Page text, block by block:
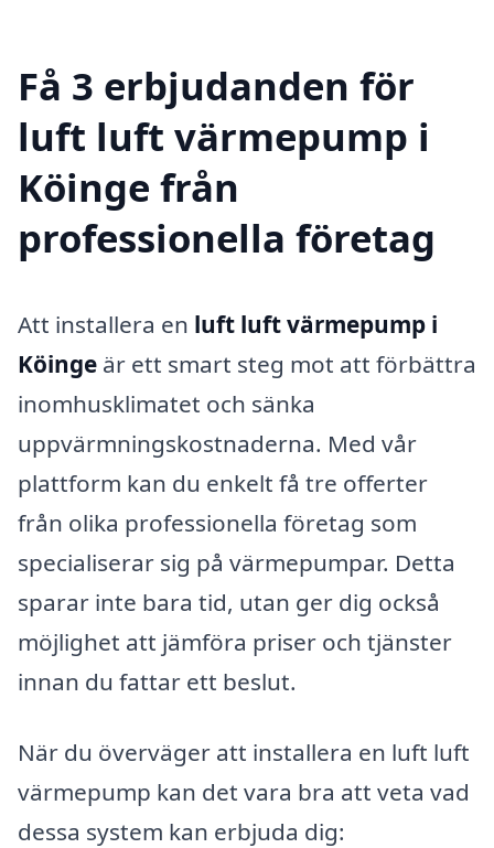
Få 3 erbjudanden för
luft luft värmepump i
Köinge från
professionella företag
Att installera en luft luft värmepump i
Köinge är ett smart steg mot att förbättra
inomhusklimatet och sänka
uppvärmningskostnaderna. Med vår
plattform kan du enkelt få tre offerter
från olika professionella företag som
specialiserar sig på värmepumpar. Detta
sparar inte bara tid, utan ger dig också
möjlighet att jämföra priser och tjänster
innan du fattar ett beslut.
När du överväger att installera en luft luft
värmepump kan det vara bra att veta vad
dessa system kan erbjuda dig: